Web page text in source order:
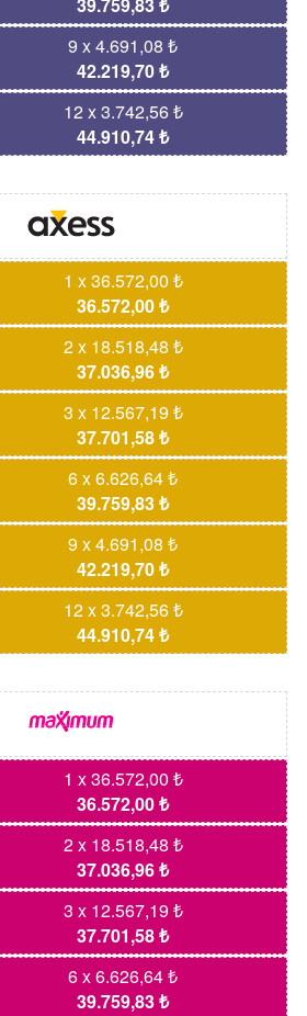
39.759,83 ₺
9 x 4.691,08 ₺
42.219,70 ₺
12 x 3.742,56 ₺
44.910,74 ₺
1 x 36.572,00 ₺
36.572,00 ₺
2 x 18.518,48 ₺
37.036,96 ₺
3 x 12.567,19 ₺
37.701,58 ₺
6 x 6.626,64 ₺
39.759,83 ₺
9 x 4.691,08 ₺
42.219,70 ₺
12 x 3.742,56 ₺
44.910,74 ₺
1 x 36.572,00 ₺
36.572,00 ₺
2 x 18.518,48 ₺
37.036,96 ₺
3 x 12.567,19 ₺
37.701,58 ₺
6 x 6.626,64 ₺
39.759,83 ₺